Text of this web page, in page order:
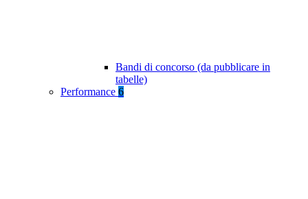
Bandi di concorso (da pubblicare in
tabelle)
Performance 6